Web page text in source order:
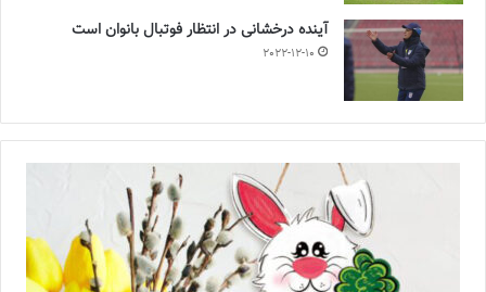
آینده درخشانی در انتظار فوتبال بانوان است
2022-12-10